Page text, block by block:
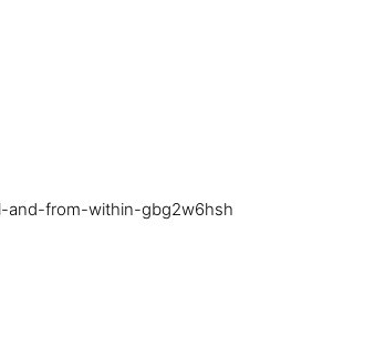
and-from-within-gbg2w6hsh